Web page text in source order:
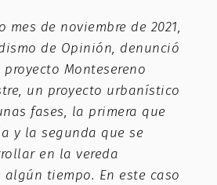
mes de noviembre de 2021,
de Opinión, denunció
Montesereno
un proyecto urbanístico
fases, la primera que
y la segunda que se
en la vereda
tiempo. En este caso